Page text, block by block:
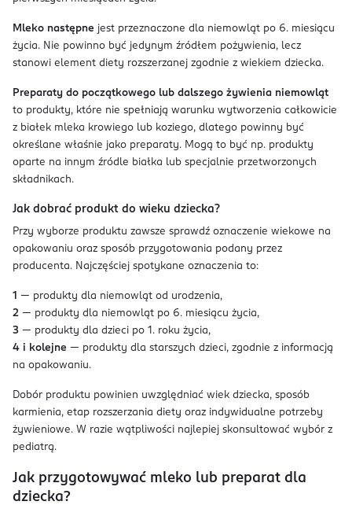
Mleko następne jest przeznaczone dla niemowląt po 6. miesiącu
życia. Nie powinno być jedynym źródłem pożywienia, lecz
stanowi element diety rozszerzanej zgodnie z wiekiem dziecka.
Preparaty do początkowego lub dalszego żywienia niemowląt
to produkty, które nie spełniają warunku wytworzenia całkowicie
z białek mleka krowiego lub koziego, dlatego powinny być
określane właśnie jako preparaty. Mogą to być np. produkty
oparte na innym źródle białka lub specjalnie przetworzonych
składnikach.
Jak dobrać produkt do wieku dziecka?
Przy wyborze produktu zawsze sprawdź oznaczenie wiekowe na
opakowaniu oraz sposób przygotowania podany przez
producenta. Najczęściej spotykane oznaczenia to:
1 — produkty dla niemowląt od urodzenia,
2 — produkty dla niemowląt po 6. miesiącu życia,
3 — produkty dla dzieci po 1. roku życia,
4 i kolejne — produkty dla starszych dzieci, zgodnie z informacją
na opakowaniu.
Dobór produktu powinien uwzględniać wiek dziecka, sposób
karmienia, etap rozszerzania diety oraz indywidualne potrzeby
żywieniowe. W razie wątpliwości najlepiej skonsultować wybór z
pediatrą.
Jak przygotowywać mleko lub preparat dla
dziecka?